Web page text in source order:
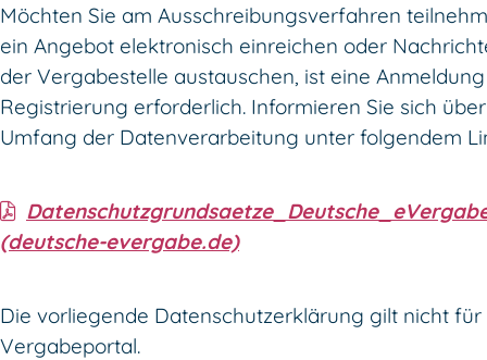
Möchten Sie am Ausschreibungsverfahren
ein Angebot elektronisch einreichen oder
der Vergabestelle austauschen, ist eine Anmeldung
Registrierung erforderlich. Informieren Sie sich
Umfang der Datenverarbeitung unter folgendem
(deutsche-evergabe.de)
Die vorliegende Datenschutzerklärung gilt nicht für
Vergabeportal.